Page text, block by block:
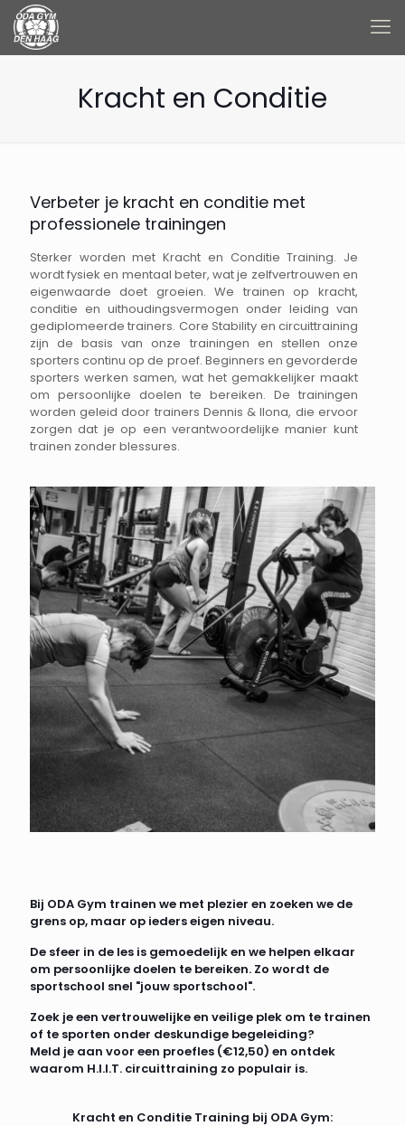
Kracht en Conditie
Verbeter je kracht en conditie met
professionele trainingen
Sterker worden met Kracht en Conditie Training. Je
wordt fysiek en mentaal beter, wat je zelfvertrouwen en
eigenwaarde doet groeien. We trainen op kracht,
conditie en uithoudingsvermogen onder leiding van
gediplomeerde trainers. Core Stability en circuittraining
zijn de basis van onze trainingen en stellen onze
sporters continu op de proef. Beginners en gevorderde
sporters werken samen, wat het gemakkelijker maakt
om persoonlijke doelen te bereiken. De trainingen
worden geleid door trainers Dennis & Ilona, die ervoor
zorgen dat je op een verantwoordelijke manier kunt
trainen zonder blessures.
Bij ODA Gym trainen we met plezier en zoeken we de
grens op, maar op ieders eigen niveau.
De sfeer in de les is gemoedelijk en we helpen elkaar
om persoonlijke doelen te bereiken. Zo wordt de
sportschool snel "jouw sportschool".
Zoek je een vertrouwelijke en veilige plek om te trainen
of te sporten onder deskundige begeleiding?
Meld je aan voor een proefles (€12,50) en ontdek
waarom H.I.I.T. circuittraining zo populair is.
Kracht en Conditie Training bij ODA Gym: